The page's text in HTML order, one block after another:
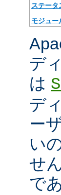
ステータ
モジュー
デ
は
デ
ー
い
せ
で